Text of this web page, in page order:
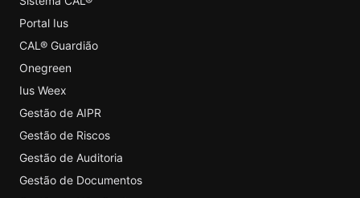
Portal Ius
CAL® Guardião
Onegreen
Ius Weex
Gestão de AIPR
Gestão de Riscos
Gestão de Auditoria
Gestão de Documentos